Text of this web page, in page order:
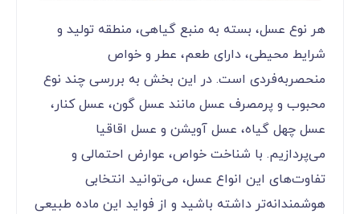
هر نوع عسل، بسته به منبع گیاهی، منطقه تولید و
شرایط محیطی، دارای طعم، عطر و خواص
منحصربه‌فردی است. در این بخش به بررسی چند نوع
محبوب و پرمصرف عسل مانند عسل گون، عسل کنار،
عسل چهل گیاه، عسل آویشن و عسل اقاقیا
می‌پردازیم. با شناخت خواص، عوارض احتمالی و
تفاوت‌های این انواع عسل، می‌توانید انتخابی
هوشمندانه‌تر داشته باشید و از فواید این ماده طبیعی